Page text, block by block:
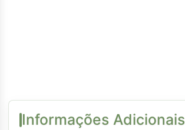
Informações Adicionais